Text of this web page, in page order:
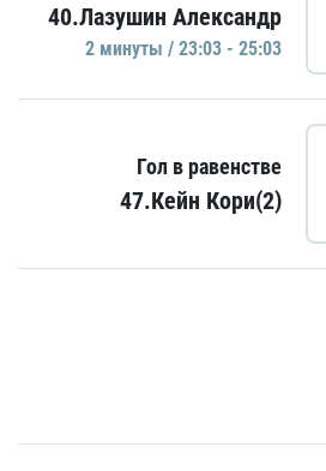
40.Лазушин Александр
2 минуты / 23:03 - 25:03
Гол в равенстве
47.Кейн Кори(2)